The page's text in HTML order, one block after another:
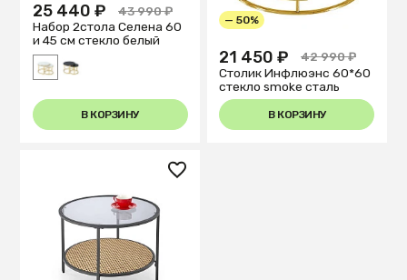
25 440 ₽
43 990 ₽
Набор 2стола Селена 60
и 45 см стекло белый
В КОРЗИНУ
— 50%
21 450 ₽
42 990 ₽
Столик Инфлюэнс 60*60
стекло smoke сталь
В КОРЗИНУ